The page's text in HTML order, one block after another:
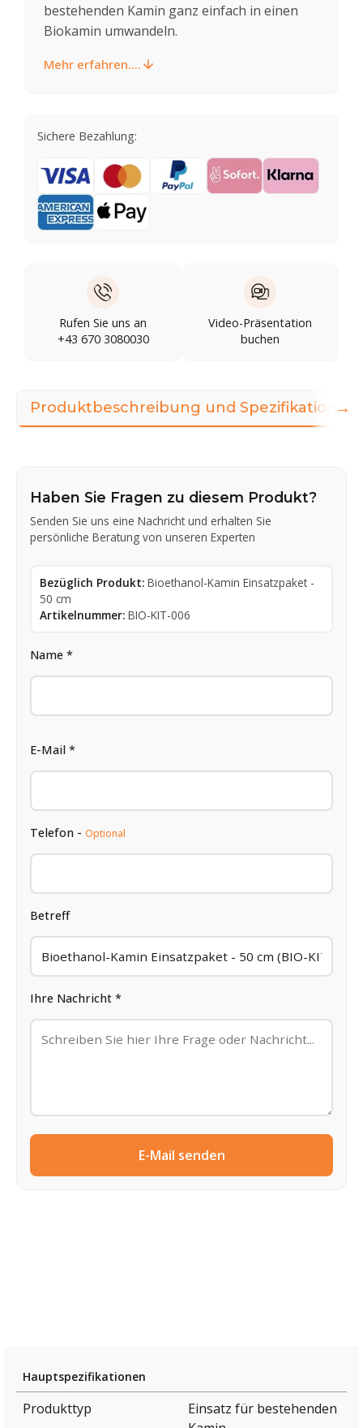
bestehenden Kamin ganz einfach in einen
Biokamin umwandeln.
Mehr erfahren....
Sichere Bezahlung:
Rufen Sie uns an
+43 670 3080030
Video-Präsentation
buchen
Produktbeschreibung und Spezifikationen
Haben Sie Fragen zu diesem Produkt?
Senden Sie uns eine Nachricht und erhalten Sie
persönliche Beratung von unseren Experten
Bezüglich Produkt: Bioethanol-Kamin Einsatzpaket -
50 cm
Artikelnummer: BIO-KIT-006
Name *
E-Mail *
Telefon - Optional
Betreff
Ihre Nachricht *
E-Mail senden
Hauptspezifikationen
Produkttyp
Einsatz für bestehenden
→